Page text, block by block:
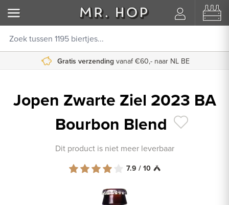
Gratis verzending vanaf €60,- naar NL BE
Jopen Zwarte Ziel 2023 BA
Bourbon Blend
Dit product is niet meer leverbaar
7.9 / 10